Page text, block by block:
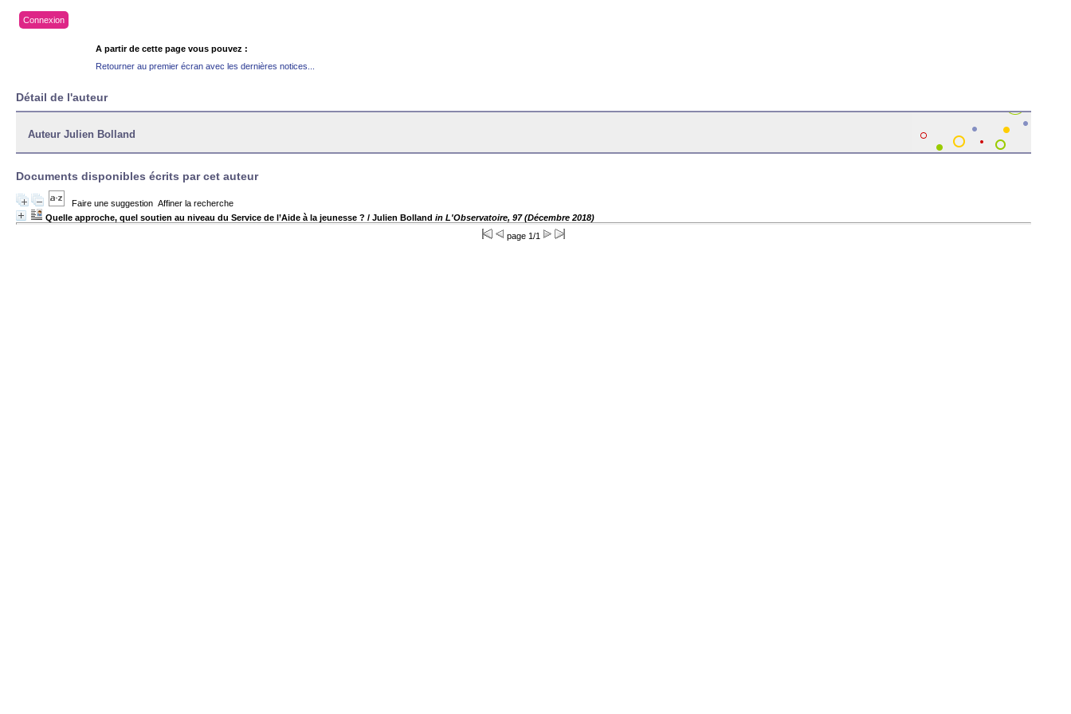
Connexion
A partir de cette page vous pouvez :
Retourner au premier écran avec les dernières notices...
Détail de l'auteur
Auteur Julien Bolland
Documents disponibles écrits par cet auteur
Faire une suggestion Affiner la recherche
Quelle approche, quel soutien au niveau du Service de l’Aide à la jeunesse ? / Julien Bolland in L'Observatoire, 97 (Décembre 2018)
page 1/1